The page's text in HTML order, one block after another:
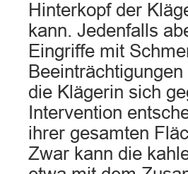
Hinterkopf der
kann. Jedenfalls
Eingriffe mit
die Klägerin sich
Intervention
ihrer gesamten
Zwar kann die